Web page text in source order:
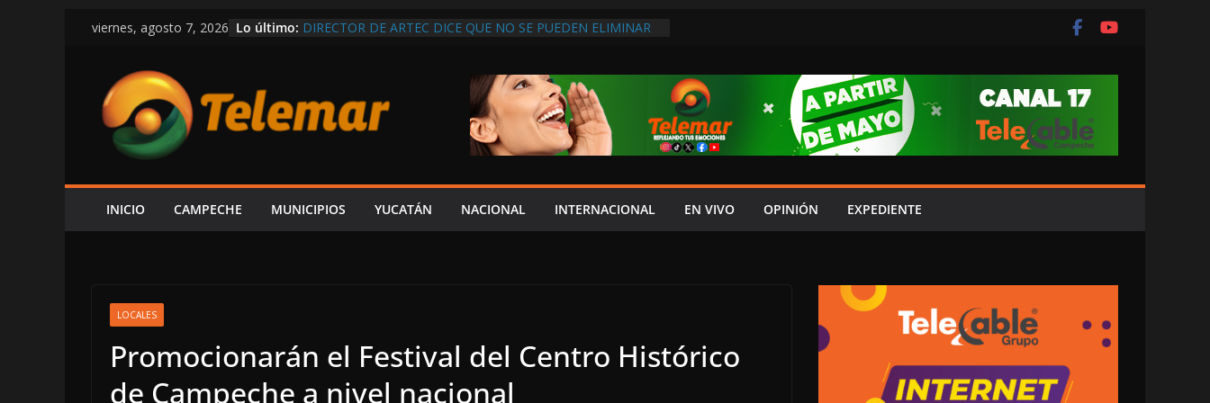
Saltar
contenido
viernes, agosto 7, 2026 Lo último: DIRECTOR DE ARTEC DICE QUE NO SE PUEDEN ELIMINAR
LAMENTA PAUL ARCE EL PÉSIMO SERVICIO DE SALUD EN
EL ESTADO; “VECINOS DE LA LEOVIGILDO ACUSAN FALTA
DE MEDICINAS Y DE ATENCIÓN”
HABITANTES DE CENTENARIO DOBLEGAN A LA CFE AL
OBLIGARLO A FIRMAR MINUTA, LIBERAN A
AUSENCIA DE LAYDA EN ENTREGA DE SU V INFORME ES
UNA FALTA DE RESPETO AL CONGRESO: IGNACIO MUÑOZ;
INICIO CAMPECHE MUNICIPIOS YUCATÁN NACIONAL INTERNACIONAL EN VIVO OPINIÓN EXPEDIENTE
LOCALES
Promocionarán el Festival del Centro Histórico
de Campeche a nivel nacional